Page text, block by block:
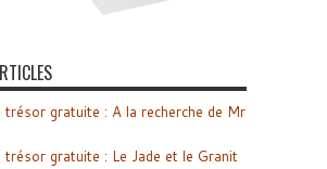
trésor gratuite : A la recherche de Mr
trésor gratuite : Le Jade et le Granit